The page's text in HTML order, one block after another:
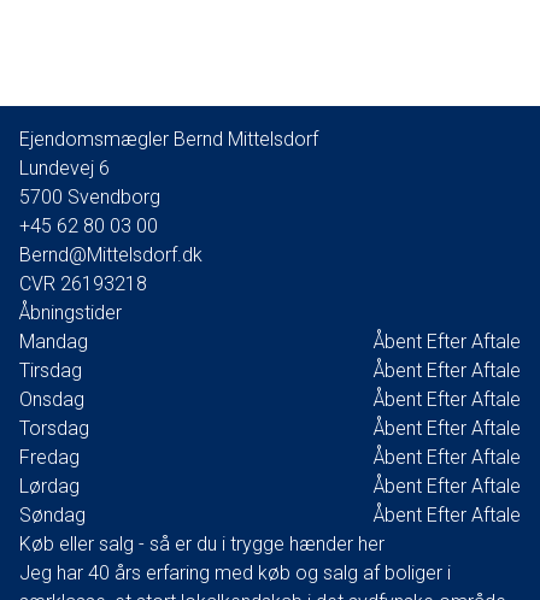
En ejendom for køber som ønsker
kvalitet, min. af vedligehold,
optimal udsigt, beliggende for enden af
roligt lukket vænge, for køber som
ønsker at bo først på øen med
gåafstand til:
Indkøb, skole, fritidsfaciliteter etc.
Ejendomsmægler Bernd Mittelsdorf
Lundevej 6
5700 Svendborg
+45 62 80 03 00
Bernd@Mittelsdorf.dk
CVR 26193218
Åbningstider
Mandag
Åbent Efter Aftale
Tirsdag
Åbent Efter Aftale
Onsdag
Åbent Efter Aftale
Torsdag
Åbent Efter Aftale
Fredag
Åbent Efter Aftale
Lørdag
Åbent Efter Aftale
Søndag
Åbent Efter Aftale
Køb eller salg - så er du i trygge hænder her
Jeg har 40 års erfaring med køb og salg af boliger i